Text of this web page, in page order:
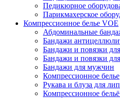
Педикюрное
Парикмахерское
Компрессионное белье VOE
Абдоминальные
Бандажи
Бандажи и повязки
Бандажи и повязки
Бандажи для мужчин
Компрессионное белье
Рукава и блуза для
Компрессионное